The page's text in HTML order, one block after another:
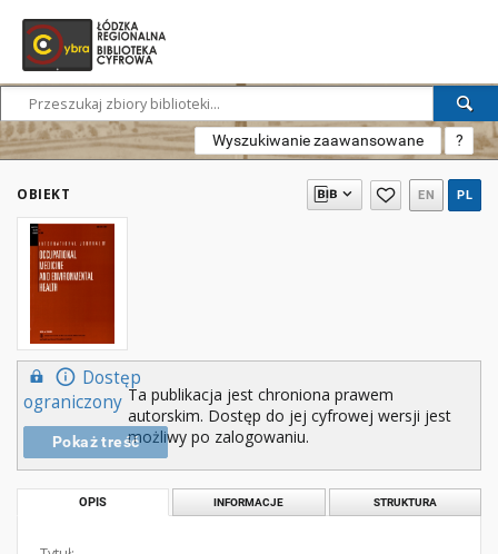
Wyszukiwanie zaawansowane ?
OBIEKT EN PL
Dostęp
ograniczony
Pokaż treść
Ta publikacja jest chroniona prawem
autorskim. Dostęp do jej cyfrowej wersji jest
możliwy po zalogowaniu.
OPIS INFORMACJE STRUKTURA